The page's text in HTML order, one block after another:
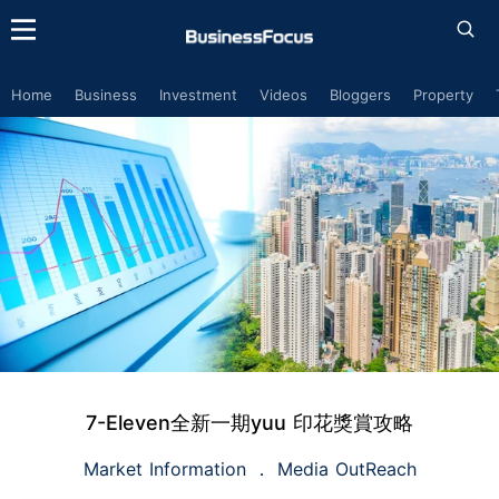
Home Business Investment Videos Bloggers Property
7-Eleven全新一期yuu 印花獎賞攻略
Market Information Media OutReach